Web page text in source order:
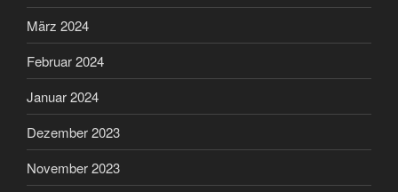
März 2024
Februar 2024
Januar 2024
Dezember 2023
November 2023